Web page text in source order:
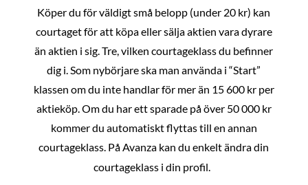
Köper du för väldigt små belopp (under 20 kr) kan
courtaget för att köpa eller sälja aktien vara dyrare
än aktien i sig. Tre, vilken courtageklass du befinner
dig i. Som nybörjare ska man använda i “Start”
klassen om du inte handlar för mer än 15 600 kr per
aktieköp. Om du har ett sparade på över 50 000 kr
kommer du automatiskt flyttas till en annan
courtageklass. På Avanza kan du enkelt ändra din
courtageklass i din profil.